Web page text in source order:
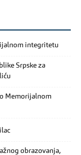
integritetu
Srpske za
Memorijalnom
obrazovanja,